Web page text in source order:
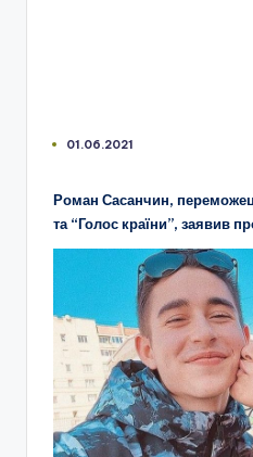
01.06.2021
Роман Сасанчин,
та “Голос країни”, заявив